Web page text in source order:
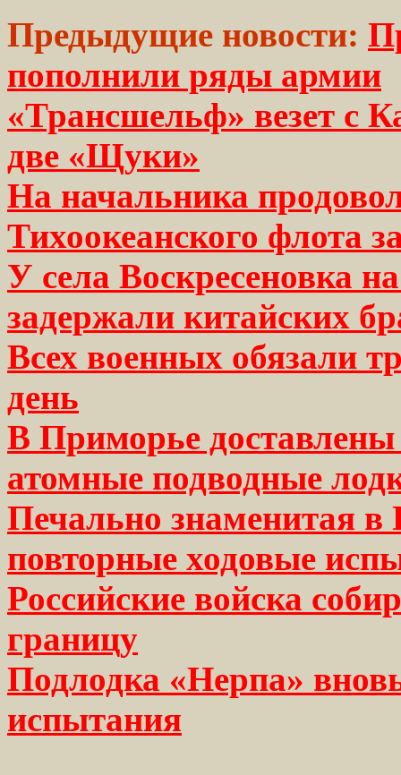
Предыдущие новости:
пополнили ряды армии
«Трансшельф» везет с
две «Щуки»
На начальника
Тихоокеанского флота
У села Воскресеновка
задержали китайских
Всех военных обязали
день
В Приморье доставлены
атомные подводные
Печально знаменитая
повторные ходовые
Российские войска
границу
Подлодка «Нерпа»
испытания